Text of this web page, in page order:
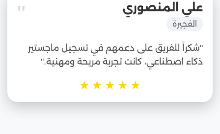
" علي المنصوري
الفجيرة
"شكراً للفريق على دعمهم في تسجيل ماجستير
ذكاء اصطناعي، كانت تجربة مريحة ومهنية."
★
★
★
★
★